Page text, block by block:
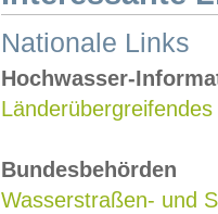
Nationale Links
Hochwasser-
Bundesbehörden
Wasserstraßen- und